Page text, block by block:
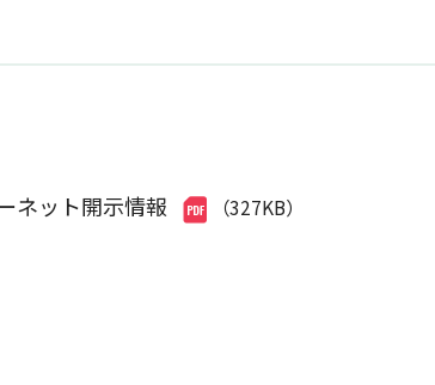
ネット開示情報 （327KB）